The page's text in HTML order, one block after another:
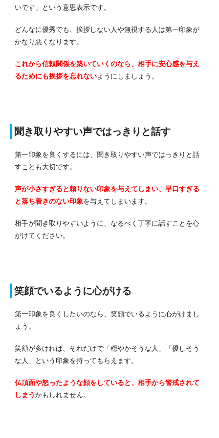
いです」という意思表示です。
どんなに優秀でも、挨拶しない人や無視する人は第一印象が
かなり悪くなります。
これから信頼関係を築いていくのなら、相手に安心感を与え
るためにも挨拶を忘れないようにしましょう。
聞き取りやすい声ではっきりと話す
第一印象を良くするには、聞き取りやすい声ではっきりと話
すことも大切です。
声が小さすぎると頼りない印象を与えてしまい、早口すぎる
と落ち着きのない印象を与えてしまいます。
相手が聞き取りやすいように、なるべく丁寧に話すことを心
がけてください。
笑顔でいるように心がける
第一印象を良くしたいのなら、笑顔でいるように心がけまし
ょう。
笑顔が多ければ、それだけで「穏やかそうな人」「優しそう
な人」という印象を持ってもらえます。
仏頂面や怒ったような顔をしていると、相手から警戒されて
しまうかもしれません。